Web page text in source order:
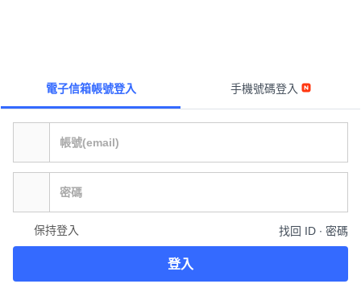
電子信箱帳號登入 手機號碼登入
保持登入 找回 ID ∙ 密碼
登入